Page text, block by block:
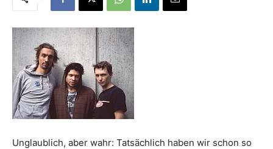
Unglaublich, aber wahr: Tatsächlich haben wir schon so